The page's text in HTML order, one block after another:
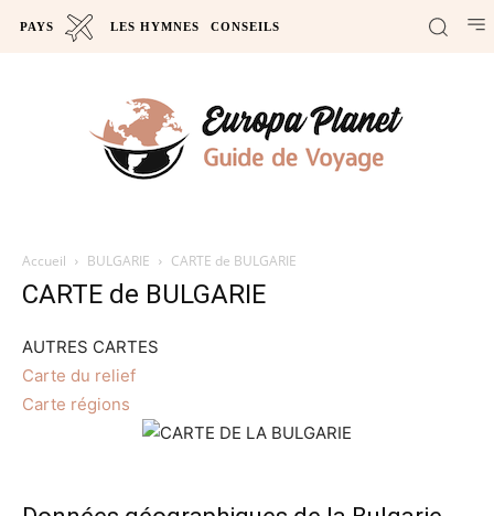
PAYS LES HYMNES CONSEILS
Accueil BULGARIE CARTE de BULGARIE
CARTE de BULGARIE
AUTRES CARTES
Carte du relief
Carte régions